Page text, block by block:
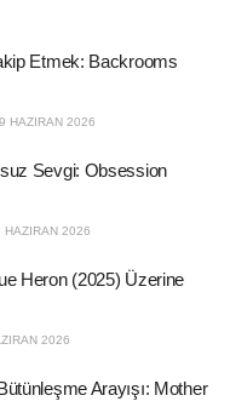
Etmek: Backrooms
HAZIRAN 2026
Sevgi: Obsession
HAZIRAN 2026
Heron (2025) Üzerine
2026
Arayışı: Mother